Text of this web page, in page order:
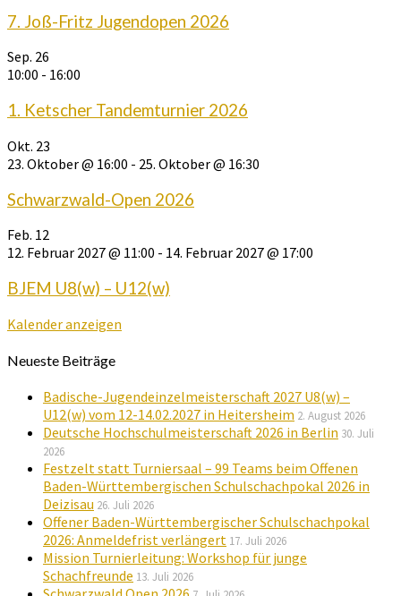
7. Joß-Fritz Jugendopen 2026
Sep. 26
10:00 - 16:00
1. Ketscher Tandemturnier 2026
Okt. 23
23. Oktober @ 16:00 - 25. Oktober @ 16:30
Schwarzwald-Open 2026
Feb. 12
12. Februar 2027 @ 11:00 - 14. Februar 2027 @ 17:00
BJEM U8(w) – U12(w)
Kalender anzeigen
Neueste Beiträge
Badische-Jugendeinzelmeisterschaft 2027 U8(w) –
U12(w) vom 12-14.02.2027 in Heitersheim 2. August 2026
Deutsche Hochschulmeisterschaft 2026 in Berlin 30. Juli
2026
Festzelt statt Turniersaal – 99 Teams beim Offenen
Baden-Württembergischen Schulschachpokal 2026 in
Deizisau 26. Juli 2026
Offener Baden-Württembergischer Schulschachpokal
2026: Anmeldefrist verlängert 17. Juli 2026
Mission Turnierleitung: Workshop für junge
Schachfreunde 13. Juli 2026